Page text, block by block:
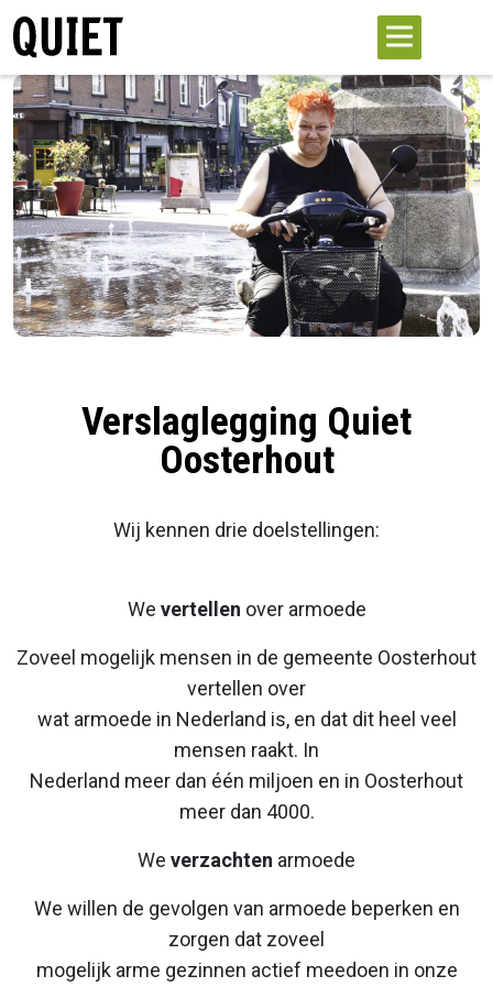
Verslaglegging Quiet
Oosterhout
Wij kennen drie doelstellingen:
We vertellen over armoede
Zoveel mogelijk mensen in de gemeente Oosterhout
vertellen over
wat armoede in Nederland is, en dat dit heel veel
mensen raakt. In
Nederland meer dan één miljoen en in Oosterhout
meer dan 4000.
We verzachten armoede
We willen de gevolgen van armoede beperken en
zorgen dat zoveel
mogelijk arme gezinnen actief meedoen in onze